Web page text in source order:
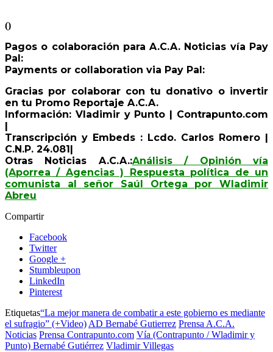
()
Pagos o colaboración para A.C.A. Noticias vía Pay
Pal:
Payments or collaboration via Pay Pal:
Gracias por colaborar con tu donativo o invertir
en tu Promo Reportaje A.C.A.
Información: Vladimir y Punto | Contrapunto.com
Transcripción y Embeds : Lcdo. Carlos Romero |
C.N.P. 24.081|
Otras Noticias A.C.A.:Análisis / Opinión vía
(Aporrea / Agencias ) Respuesta política de un
comunista al señor Saúl Ortega por Wladimir
Abreu
Compartir
Facebook
Twitter
Google +
Stumbleupon
LinkedIn
Pinterest
Etiquetas“La mejor manera de combatir a este gobierno es mediante
el sufragio” (+Video) AD Bernabé Gutierrez Prensa A.C.A.
Noticias Prensa Contrapunto.com Vía (Contrapunto / Wladimir y
Punto) Bernabé Gutiérrez Vladimir Villegas